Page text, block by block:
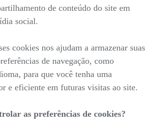
de conteúdo do site em
social.
cookies nos ajudam a armazenar suas
de navegação, como
para que você tenha uma
e eficiente em futuras visitas ao site.
as preferências de cookies?